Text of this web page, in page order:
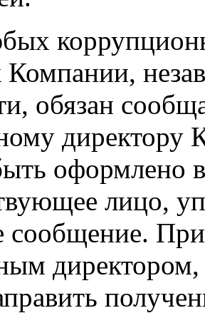
Компании,
обязан
оформлено
лицо,
сообщение.